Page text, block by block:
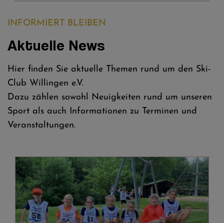
INFORMIERT BLEIBEN
Aktuelle News
Hier finden Sie aktuelle Themen rund um den Ski-
Club Willingen e.V.
Dazu zählen sowohl Neuigkeiten rund um unseren
Sport als auch Informationen zu Terminen und
Veranstaltungen.